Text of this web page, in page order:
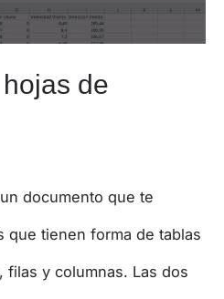
de
documento que te
que tienen forma de tablas
filas y columnas.​ Las dos